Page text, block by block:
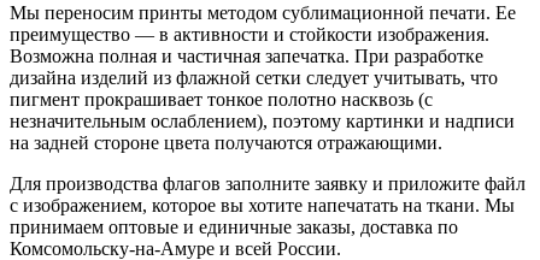
Мы переносим принты методом сублимационной печати. Ее
преимущество — в активности и стойкости изображения.
Возможна полная и частичная запечатка. При разработке
дизайна изделий из флажной сетки следует учитывать, что
пигмент прокрашивает тонкое полотно насквозь (с
незначительным ослаблением), поэтому картинки и надписи
на задней стороне цвета получаются отражающими.
Для производства флагов заполните заявку и приложите файл
с изображением, которое вы хотите напечатать на ткани. Мы
принимаем оптовые и единичные заказы, доставка по
Комсомольску-на-Амуре и всей России.